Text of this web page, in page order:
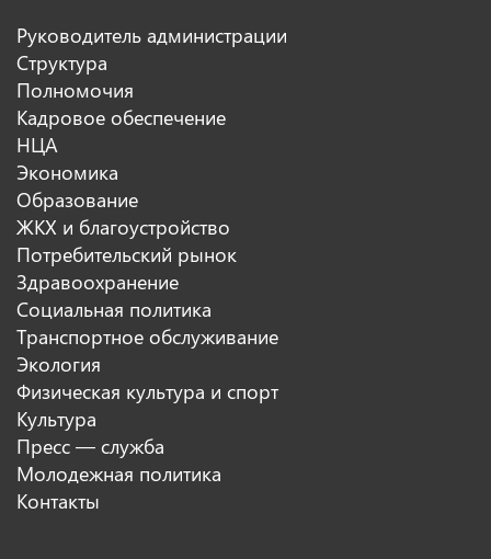
Руководитель администрации
Структура
Полномочия
Кадровое обеспечение
НЦА
Экономика
Образование
ЖКХ и благоустройство
Потребительский рынок
Здравоохранение
Социальная политика
Транспортное обслуживание
Экология
Физическая культура и спорт
Культура
Пресс — служба
Молодежная политика
Контакты